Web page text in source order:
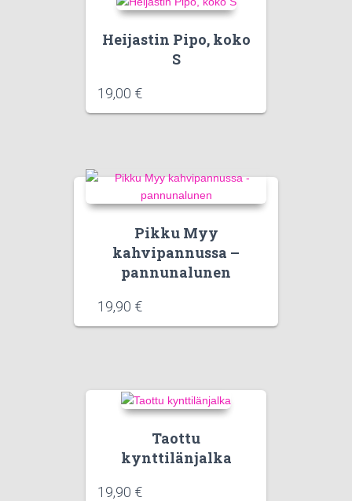
Heijastin Pipo, koko
S
19,00 €
Pikku Myy
kahvipannussa –
pannunalunen
19,90 €
Taottu
kynttilänjalka
19,90 €